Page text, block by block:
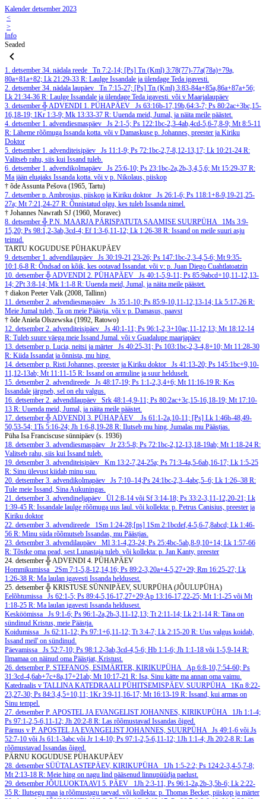
Kalender detsember 2023
<
>
Info
Seaded
1. detsember 34. nädala reede
Tn 7:2-14; [Ps] Tn (Kml) 3:78(77)-77a(78a)+79a,
80a+81a+82; Lk 21:29-33 R: Laulge Issandale ja ülendage Teda igavesti.
2. detsember 34. nädala laupäev
Tn 7:15-27; [Ps] Tn (Kml) 3:83-84a+85a,86a+87a+56;
Lk 21:34-36 R: Laulge Issandale ja ülendage Teda igavesti. või v Maarjalaupäev
3. detsember ╬ ADVENDI 1. PÜHAPÄEV
Js 63:16b-17,19b,64:3-7; Ps 80:2ac+3bc,15-
16,18-19; 1Kr 1:3-9; Mk 13:33-37 R: Uuenda meid, Jumal, ja näita meile päästet.
4. detsember 1. advendiesmaspäev
Js 2:1-5; Ps 122:1bc-2,3-4ab,4cd-5,6-7,8-9; Mt 8:5-11
R: Läheme rõõmuga Issanda kotta. või v Damaskuse p. Johannes, preester ja Kiriku
Doktor
5. detsember 1. advenditeisipäev Js 11:1-9; Ps 72:1bc-2,7-8,12-13,17; Lk 10:21-24 R:
Valitseb rahu, siis kui Issand tuleb.
6. detsember 1. advendikolmapäev Js 25:6-10; Ps 23:1bc-2a,2b-3,4,5,6; Mt 15:29-37 R:
Ma jään eluajaks Issanda kotta. või v p. Nikolaus, piiskop
† õde Assunta Pešova (1965, Tartu)
7. detsember p. Ambrosius, piiskop ja Kiriku doktor
Js 26:1-6; Ps 118:1+8-9,19-21,25-
27a; Mt 7:21,24-27 R: Õnnistatud olgu, kes tuleb Issanda nimel.
† Johannes Nawrath SJ (1960, Moravec)
8. detsember ╬ P.N. MAARJA PÄRISPATUTA SAAMISE SUURPÜHA
1Ms 3:9-
15,20; Ps 98:1,2-3ab,3cd-4; Ef 1:3-6,11-12; Lk 1:26-38 R: Issand on meile suuri asju
teinud.
TARTU KOGUDUSE PÜHAKUPÄEV
9. detsember 1. advendilaupäev
Js 30:19-21,23-26; Ps 147:1bc-2,3-4,5-6; Mt 9:35-
10:1,6-8 R: Õndsad on kõik, kes ootavad Issandat. või v: p. Juan Diego Cuahtlatoatzin
10. detsember ╬ ADVENDI 2. PÜHAPÄEV
Js 40:1-5,9-11; Ps 85:9abcd+10,11-12,13-
14; 2Pt 3:8-14; Mk 1:1-8 R: Uuenda meid, Jumal, ja näita meile päästet.
† diakon Peeter Valk (2008, Tallinn)
11. detsember 2. advendiesmaspäev Js 35:1-10; Ps 85:9-10,11-12,13-14; Lk 5:17-26 R:
Meie Jumal tuleb, Ta on meie Päästja. või v p. Damasus, paavst
† õde Aniela Olszewska (1992, Ratowo)
12. detsember 2. advenditeisipäev
Js 40:1-11; Ps 96:1-2,3+10ac,11-12,13; Mt 18:12-14
R: Tuleb suure väega meie Issand Jumal. või v Guadalupe maarjapäev
13. detsember p. Lucia, neitsi ja märter
Js 40:25-31; Ps 103:1bc-2,3-4,8+10; Mt 11:28-30
R: Kiida Issandat ja õnnista, mu hing.
14. detsember p. Risti Johannes, preester ja Kiriku doktor
Js 41:13-20; Ps 145:1bc+9,10-
11,12-13ab; Mt 11:11-15 R: Issand on armuline ja suur helduselt.
15. detsember 2. advendireede Js 48:17-19; Ps 1:1-2,3,4+6; Mt 11:16-19 R: Kes
Issandale järgneb, sel on elu valgus.
16. detsember 2. advendilaupäev
Srk 48:1-4,9-11; Ps 80:2ac+3c,15-16,18-19; Mt 17:10-
13 R: Uuenda meid, Jumal, ja näita meile päästet.
17. detsember ╬ ADVENDI 3. PÜHAPÄEV
Js 61:1-2a,10-11; [Ps] Lk 1:46b-48,49-
50,53-54; 1Ts 5:16-24; Jh 1:6-8,19-28 R: Ilutseb mu hing, Jumalas mu Päästjas.
Püha Isa Franciscuse sünnipäev (s. 1936)
18. detsember 3. advendiesmaspäev Jr 23:5-8; Ps 72:1bc-2,12-13,18-19ab; Mt 1:18-24 R:
Valitseb rahu, siis kui Issand tuleb.
19. detsember 3. advenditeisipäev
Km 13:2-7,24-25a; Ps 71:3-4a,5-6ab,16-17; Lk 1:5-25
R: Sinu ülevust kiidab minu suu.
20. detsember 3. advendikolmapäev Js 7:10–14;Ps 24:1bc-2,3–4abc,5–6; Lk 1:26–38 R:
Tule meie Issand, Sina Aukuningas.
21. detsember 3. advendineljapäev
Ül 2:8-14 või Sf 3:14-18; Ps 33:2-3,11-12,20-21; Lk
1:39-45 R: Issandale laulge rõõmuga uus laul. või kollekta: p. Petrus Canisius, preester ja
Kiriku doktor
22. detsember 3. advendireede
1Sm 1:24-28;[ps] 1Sm 2:1bcdef,4-5,6-7,8abcd; Lk 1:46-
56 R: Minu süda rõõmutseb Issandas, mu Päästjas.
23. detsember 3. advendilaupäev
Ml 3:1-4,23-24; Ps 25:4bc-5ab,8-9,10+14; Lk 1:57-66
R: Tõstke oma pead, sest Lunastaja tuleb. või kollekta: p. Jan Kanty, preester
24. detsember ╬ ADVENDI 4. PÜHAPÄEV
Hommikumissa
2Sm 7:1-5,8-12,14,16; Ps 89:2-3,20a+4-5,27+29; Rm 16:25-27; Lk
1:26-38 R: Ma laulan igavesti Issanda heldusest.
25. detsember ╬ KRISTUSE SÜNNIPÄEV, SUURPÜHA (JÕULUPÜHA)
Eelõhtumissa
Js 62:1-5; Ps 89:4-5,16-17,27+29;Ap 13:16-17,22-25; Mt 1:1-25 või Mt
1:18-25 R: Ma laulan igavesti Issanda heldusest.
Kesköömissa
Js 9:1-6; Ps 96:1-2a,2b-3,11-12,13; Tt 2:11-14; Lk 2:1-14 R: Täna on
sündinud Kristus, meie Päästja.
Koidumissa
Js 62:11-12; Ps 97:1+6,11-12; Tt 3:4-7; Lk 2:15-20 R: Uus valgus koidab,
Issand meil' on sündinud.
Päevamissa
Js 52:7-10; Ps 98:1.2-3ab,3cd-4,5-6; Hb 1:1-6; Jh 1:1-18 või 1-5,9-14 R:
Ilmamaa on näinud oma Päästjat, Kristust.
26. detsember P. STEFANOS, ESIMÄRTER, KIRIKUPÜHA Ap 6:8-10,7:54-60; Ps
31:3cd-4,6ab+7c+8a,17+21ab; Mt 10:17-21 R: Isa, Sinu kätte ma annan oma vaimu.
Katedraalis v TALLINA KATEDRAALI PÜHITSEMISPÄEV. SUURPÜHA
1Kn 8:22-
23,27-30; Ps 84:3,4,5+10,11; 1Kr 3:9-11,16-17; Mt 16:13-19 R: Issand, kui armas on
Sinu tempel.
27. detsember P. APOSTEL JA EVANGELIST JOHANNES, KIRIKUPÜHA
1Jh 1:1-4;
Ps 97:1-2,5-6,11-12; Jh 20:2-8 R: Las rõõmustavad Issandas õiged.
Pärnus v P. APOSTEL JA EVANGELIST JOHANNES, SUURPÜHA Js 49:1-6 või Js
52:7-10 või Js 61:1-3abc või Jr 1:4-10; Ps 97:1-2,5-6,11-12; 1Jh 1:1-4; Jh 20:2-8 R: Las
rõõmustavad Issandas õiged.
PÄRNU KOGUDUSE PÜHAKUPÄEV
28. detsember SÜÜTALASTEPÄEV, KIRIKUPÜHA
1Jh 1:5-2:2; Ps 124:2-3,4-5,7-8;
Mt 2:13-18 R: Meie hing on nagu lind pääsenud linnupüüdja paelust.
29. detsember JÕULUOKTAAVI 5. PÄEV
1Jh 2:3-11, Ps 96:1-2a,2b-3,5b-6; Lk 2:22-
35 R: Ilutsegu maa ja rõõmustagu taevad. või kollekta: p. Thomas Becket, piiskop ja märter